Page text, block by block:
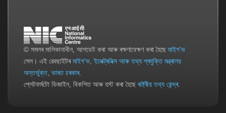
© সমলৰ মালিকানাধীন, আপডেট কৰা আৰু ৰক্ষণাবেক্ষণ কৰা হৈছে মাইগ'ভ
সেল। এই ৱেবছাইটৰমাইগ'ভ,ইলেক্ট্ৰনিক্স আৰু তথ্য প্ৰযুক্তি মন্ত্ৰালয়
অন্তৰ্ভুক্ত, ভাৰত চৰকাৰ.
প্লেটফৰ্মটো ডিজাইন, বিকশিত আৰু হস্ট কৰা হৈছেৰাষ্ট্ৰীয় তথ্য কেন্দ্ৰ.